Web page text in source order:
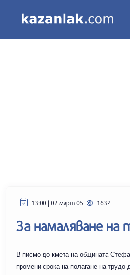
13:00 | 02 март 05 1632
За намаляване
В писмо до кмета на общината
промени срока на полагане на